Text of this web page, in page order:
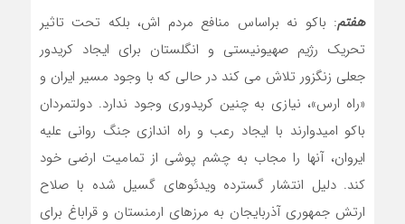
هفتم: باکو نه براساس منافع مردم اش، بلکه تحت تاثیر
تحریک رژیم صهیونیستی و انگلستان برای ایجاد کریدور
جعلی زنگزور تلاش می کند در حالی که با وجود مسیر ایران و
«راه ارس»، نیازی به چنین کریدوری وجود ندارد. دولتمردان
باکو امیدوارند با ایجاد رعب و راه اندازی جنگ روانی علیه
ایروان، آنها را مجاب به چشم پوشی از تمامیت ارضی خود
کند. دلیل انتشار گسترده ویدئوهای گسیل شده با صلاح
ارتش جمهوری آذربایجان به مرزهای ارمنستان و قراباغ برای